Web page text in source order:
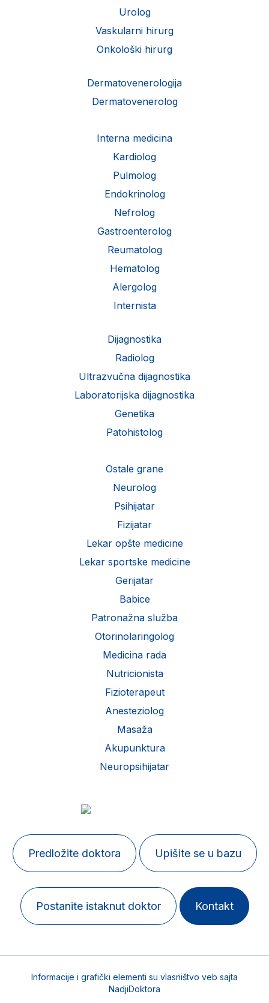
Urolog
Vaskularni hirurg
Onkološki hirurg
Dermatovenerologija
Dermatovenerolog
Interna medicina
Kardiolog
Pulmolog
Endokrinolog
Nefrolog
Gastroenterolog
Reumatolog
Hematolog
Alergolog
Internista
Dijagnostika
Radiolog
Ultrazvučna dijagnostika
Laboratorijska dijagnostika
Genetika
Patohistolog
Ostale grane
Neurolog
Psihijatar
Fizijatar
Lekar opšte medicine
Lekar sportske medicine
Gerijatar
Babice
Patronažna služba
Otorinolaringolog
Medicina rada
Nutricionista
Fizioterapeut
Anesteziolog
Masaža
Akupunktura
Neuropsihijatar
Predložite doktora Upišite se u bazu
Postanite istaknut doktor Kontakt
Informacije i grafički elementi su vlasništvo veb sajta
NadjiDoktora